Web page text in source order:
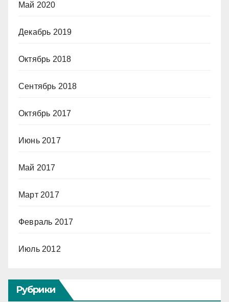
Май 2020
Декабрь 2019
Октябрь 2018
Сентябрь 2018
Октябрь 2017
Июнь 2017
Май 2017
Март 2017
Февраль 2017
Июль 2012
Рубрики